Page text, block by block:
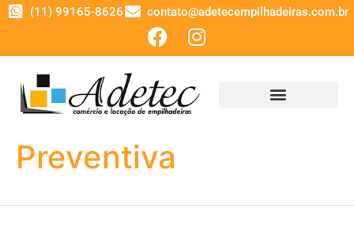
(11) 99165-8626 contato@adetecempilhadeiras.com.br
Preventiva